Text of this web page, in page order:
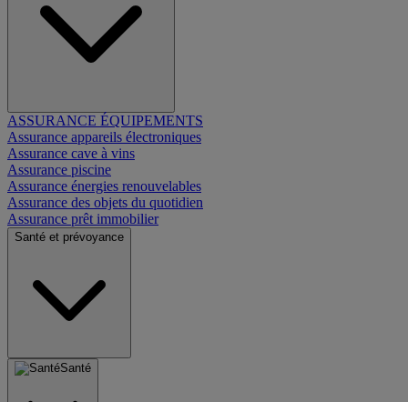
ASSURANCE ÉQUIPEMENTS
Assurance appareils électroniques
Assurance cave à vins
Assurance piscine
Assurance énergies renouvelables
Assurance des objets du quotidien
Assurance prêt immobilier
Santé et prévoyance
Santé